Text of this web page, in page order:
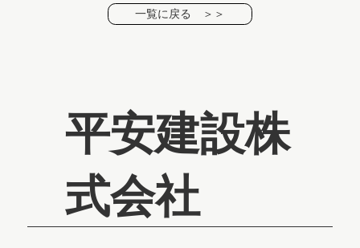
一覧に戻る ＞＞
平安建設株
式会社